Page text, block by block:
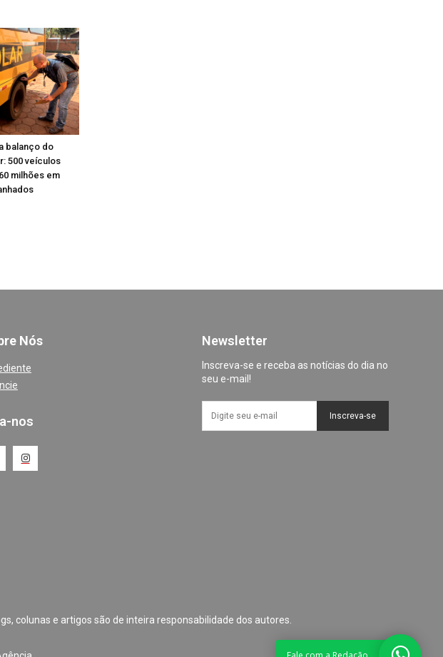
balanço do
500 veículos
milhões em
Nós
nos
Newsletter
Inscreva-se e receba as notícias do dia no
seu e-mail!
Inscreva-se
colunas e artigos são de inteira responsabilidade dos autores.